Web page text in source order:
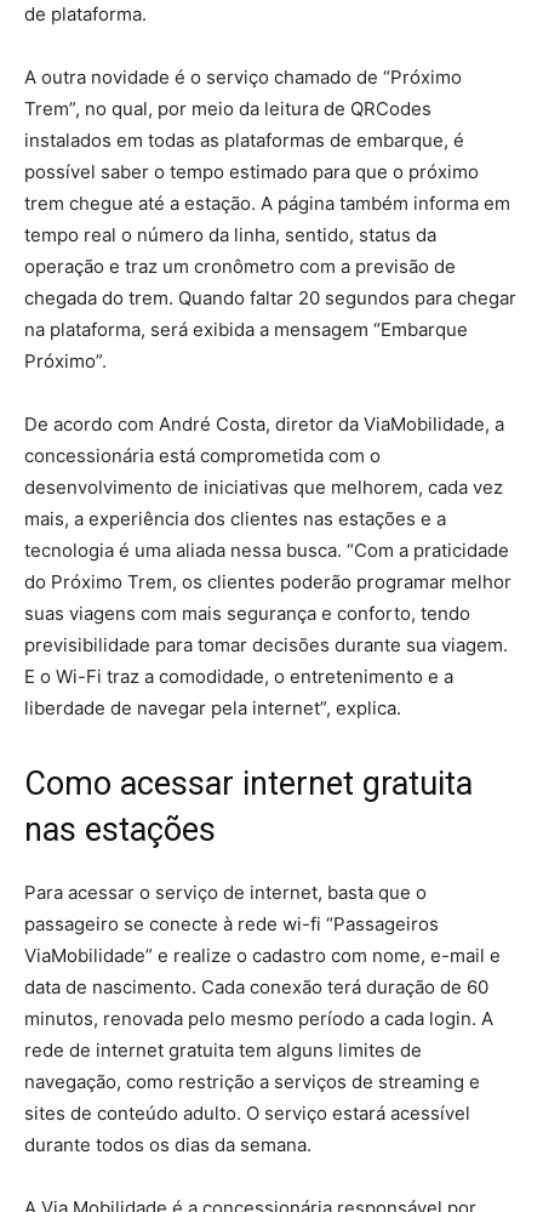
de plataforma.
A outra novidade é o serviço chamado de “Próximo
Trem”, no qual, por meio da leitura de QRCodes
instalados em todas as plataformas de embarque, é
possível saber o tempo estimado para que o próximo
trem chegue até a estação. A página também informa em
tempo real o número da linha, sentido, status da
operação e traz um cronômetro com a previsão de
chegada do trem. Quando faltar 20 segundos para chegar
na plataforma, será exibida a mensagem “Embarque
Próximo”.
De acordo com André Costa, diretor da ViaMobilidade, a
concessionária está comprometida com o
desenvolvimento de iniciativas que melhorem, cada vez
mais, a experiência dos clientes nas estações e a
tecnologia é uma aliada nessa busca. “Com a praticidade
do Próximo Trem, os clientes poderão programar melhor
suas viagens com mais segurança e conforto, tendo
previsibilidade para tomar decisões durante sua viagem.
E o Wi-Fi traz a comodidade, o entretenimento e a
liberdade de navegar pela internet”, explica.
Como acessar internet gratuita
nas estações
Para acessar o serviço de internet, basta que o
passageiro se conecte à rede wi-fi “Passageiros
ViaMobilidade” e realize o cadastro com nome, e-mail e
data de nascimento. Cada conexão terá duração de 60
minutos, renovada pelo mesmo período a cada login. A
rede de internet gratuita tem alguns limites de
navegação, como restrição a serviços de streaming e
sites de conteúdo adulto. O serviço estará acessível
durante todos os dias da semana.